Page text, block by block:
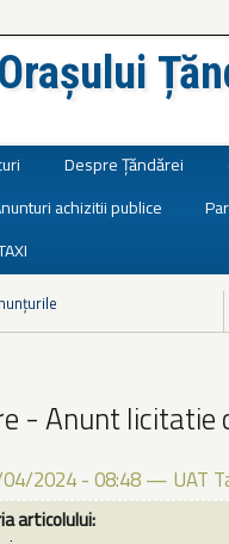
Despre Țăndărei
achizitii publice
- Anunt licitatie
2024 - 08:48 — UAT
articolului: